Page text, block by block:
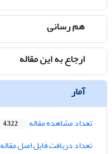
هم رسانی
ارجاع به این مقاله
آمار
تعداد مشاهده مقاله 4,322
تعداد دریافت فایل اصل مقاله